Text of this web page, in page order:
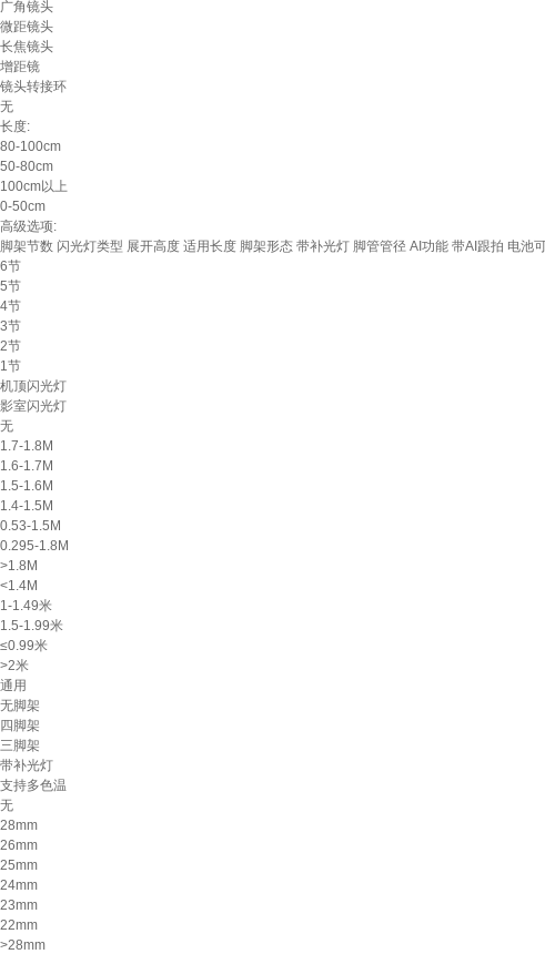
广角镜头
微距镜头
长焦镜头
增距镜
镜头转接环
无
长度:
80-100cm
50-80cm
100cm以上
0-50cm
高级选项:
脚架节数 闪光灯类型 展开高度 适用长度 脚架形态 带补光灯 脚管管径 AI功能 带AI跟拍 电池
6节
5节
4节
3节
2节
1节
机顶闪光灯
影室闪光灯
无
1.7-1.8M
1.6-1.7M
1.5-1.6M
1.4-1.5M
0.53-1.5M
0.295-1.8M
>1.8M
<1.4M
1-1.49米
1.5-1.99米
≤0.99米
>2米
通用
无脚架
四脚架
三脚架
带补光灯
支持多色温
无
28mm
26mm
25mm
24mm
23mm
22mm
>28mm